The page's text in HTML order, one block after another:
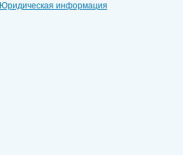
Юридическая информация